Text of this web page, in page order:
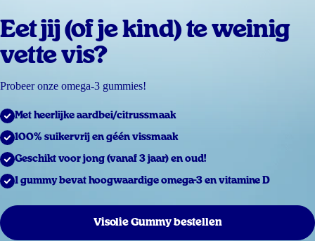
Eet jij (of je kind) te weinig
vette vis?
Probeer onze omega-3 gummies!
Met heerlijke aardbei/citrussmaak
100% suikervrij en géén vissmaak
Geschikt voor jong (vanaf 3 jaar) en oud!
1 gummy bevat hoogwaardige omega-3 en vitamine D
Visolie Gummy bestellen